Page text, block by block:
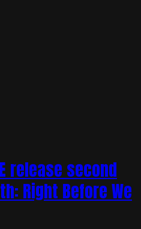
release second
Right Before We